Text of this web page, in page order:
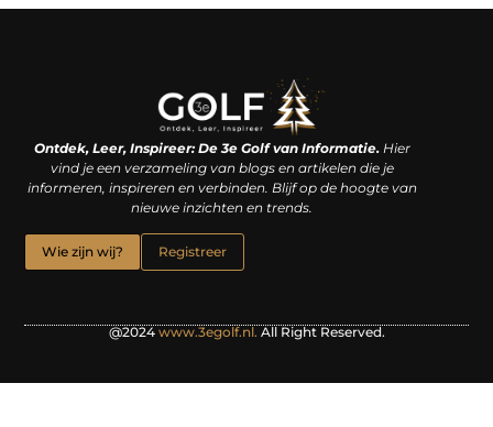
Ontdek, Leer, Inspireer: De 3e Golf van Informatie.Hier
vind je een verzameling van blogs en artikelen die je
informeren, inspireren en verbinden. Blijf op de hoogte van
nieuwe inzichten en trends.
Wie zijn wij? Registreer
@2024www.3egolf.nl.All Right Reserved.